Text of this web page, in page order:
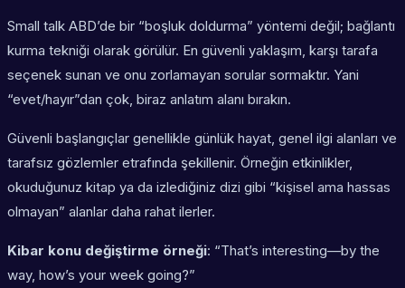
Small talk ABD’de bir “boşluk doldurma” yöntemi değil; bağlantı
kurma tekniği olarak görülür. En güvenli yaklaşım, karşı tarafa
seçenek sunan ve onu zorlamayan sorular sormaktır. Yani
“evet/hayır”dan çok, biraz anlatım alanı bırakın.
Güvenli başlangıçlar genellikle günlük hayat, genel ilgi alanları ve
tarafsız gözlemler etrafında şekillenir. Örneğin etkinlikler,
okuduğunuz kitap ya da izlediğiniz dizi gibi “kişisel ama hassas
olmayan” alanlar daha rahat ilerler.
Kibar konu değiştirme örneği: “That’s interesting—by the
way, how’s your week going?”